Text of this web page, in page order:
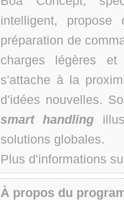
intelligent,
préparation de
charges légères et
s'attache à la
d'idées nouvelles.
smart handling
solutions globales.
Plus d'informations
À propos du